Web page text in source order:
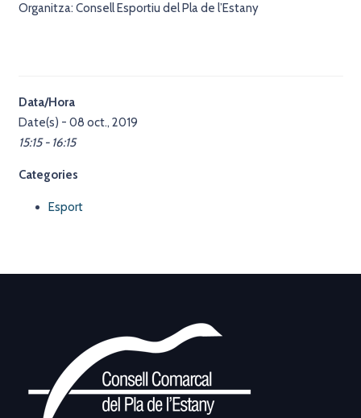
Organitza: Consell Esportiu del Pla de l’Estany
Data/Hora
Date(s) - 08 oct., 2019
15:15 - 16:15
Categories
Esport